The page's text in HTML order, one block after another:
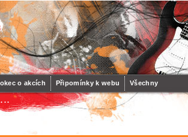
o akcích Připomínky k webu Všechny